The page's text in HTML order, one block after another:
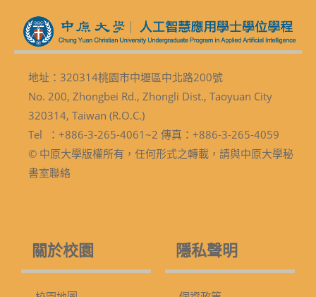
地址：320314桃園市中壢區中北路200號
No. 200, Zhongbei Rd., Zhongli Dist., Taoyuan City
320314, Taiwan (R.O.C.)
Tel ：+886-3-265-4061~2 傳真：+886-3-265-4059
© 中原大學版權所有，任何形式之轉載，請與中原大學秘
書室聯絡
關於校園 隱私聲明